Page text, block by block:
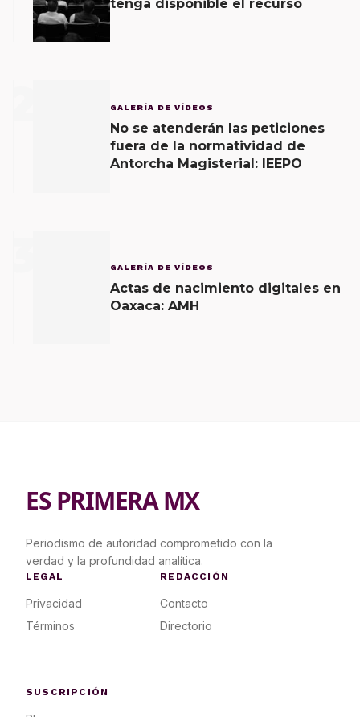
tenga disponible el recurso
GALERÍA DE VÍDEOS
No se atenderán las peticiones
fuera de la normatividad de
Antorcha Magisterial: IEEPO
GALERÍA DE VÍDEOS
Actas de nacimiento digitales en
Oaxaca: AMH
ES PRIMERA MX
Periodismo de autoridad comprometido con la
verdad y la profundidad analítica.
LEGAL
Privacidad
Términos
REDACCIÓN
Contacto
Directorio
SUSCRIPCIÓN